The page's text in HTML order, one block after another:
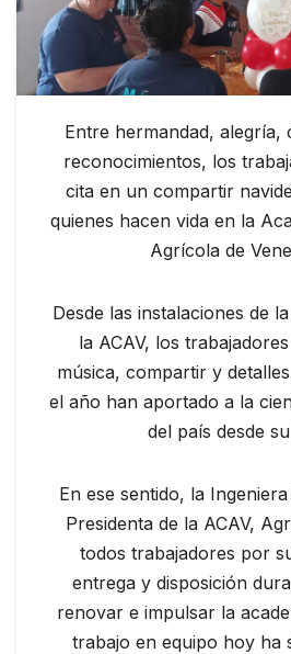
Entre hermandad, alegría,
reconocimientos, los
cita en un compartir
quienes hacen vida en la
Agrícola de
Desde las instalaciones de
la ACAV, los
música, compartir y
el año han aportado a la
del país desde
En ese sentido, la
Presidenta de la ACAV,
todos trabajadores por
entrega y disposición
renovar e impulsar la
trabajo en equipo hoy ha